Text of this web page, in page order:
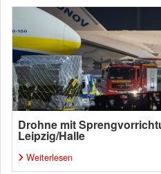
Drohne mit
Leipzig/Halle
Weiterlesen